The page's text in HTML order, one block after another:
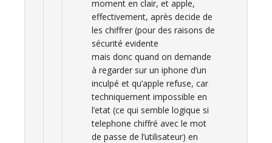
moment en clair, et apple,
effectivement, après decide de
les chiffrer (pour des raisons de
sécurité evidente
mais donc quand on demande
à regarder sur un iphone d’un
inculpé et qu’apple refuse, car
techniquement impossible en
l’etat (ce qui semble logique si
telephone chiffré avec le mot
de passe de l’utilisateur) en